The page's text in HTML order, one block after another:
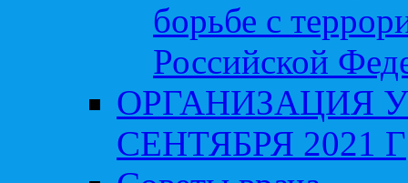
борьбе с
Российской
ОРГАНИЗАЦИЯ
СЕНТЯБРЯ 2021 Г